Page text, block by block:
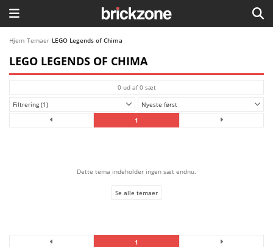
HJEM
TEMAER
LEGO FAVORITTER
Hjem Temaer LEGO Legends of Chima
LEGO LEGENDS OF CHIMA
1
0 ud af 0 sæt
Filtrering (1)
Nyeste først
Dette tema indeholder ingen sæt endnu.
Se alle temaer
1